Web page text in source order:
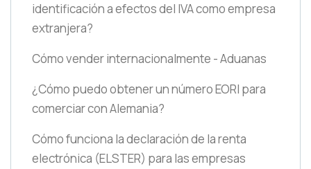
identificación a efectos del IVA como empresa
extranjera?
Cómo vender internacionalmente - Aduanas
¿Cómo puedo obtener un número EORI para
comerciar con Alemania?
Cómo funciona la declaración de la renta
electrónica (ELSTER) para las empresas